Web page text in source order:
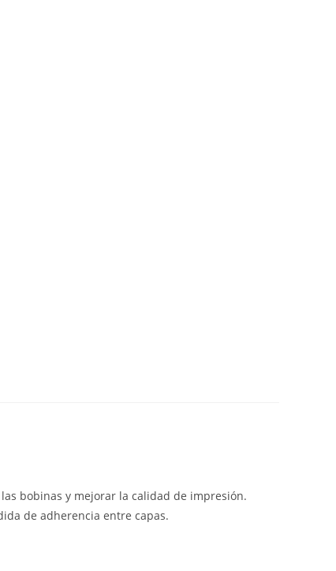
bobinas y mejorar la calidad de impresión.
de adherencia entre capas.